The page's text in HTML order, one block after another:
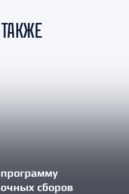
сборов